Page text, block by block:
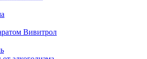
Вивитрол